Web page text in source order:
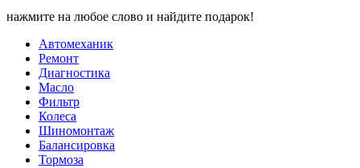
нажмите на любое слово и найдите подарок!
Автомеханик
Ремонт
Диагностика
Масло
Фильтр
Колеса
Шиномонтаж
Балансировка
Тормоза